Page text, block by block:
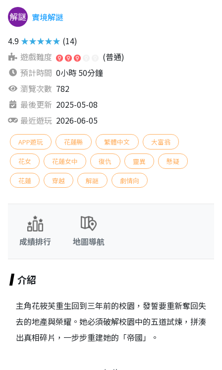
實境解謎
4.9 ★★★★★ (14)
遊戲難度
(普通)
預計時間 0小時 50分鐘
瀏覽次數 782
最後更新 2025-05-08
最近遊玩 2026-06-05
APP遊玩 花蓮縣 繁體中文 大富翁
花女 花蓮女中 復仇 靈異 懸疑
花蓮 穿越 解謎 劇情向
成績排行 地圖導航
介紹
主角花筱芙重生回到三年前的校園，發誓要重新奪回失
去的地產與榮耀。她必須破解校園中的五道試煉，拼湊
出真相碎片，一步步重建她的「帝國」。